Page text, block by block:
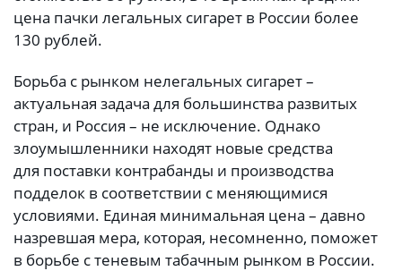
цена пачки легальных сигарет в России более
130 рублей.
Борьба с рынком нелегальных сигарет –
актуальная задача для большинства развитых
стран, и Россия – не исключение. Однако
злоумышленники находят новые средства
для поставки контрабанды и производства
подделок в соответствии с меняющимися
условиями. Единая минимальная цена – давно
назревшая мера, которая, несомненно, поможет
в борьбе с теневым табачным рынком в России.